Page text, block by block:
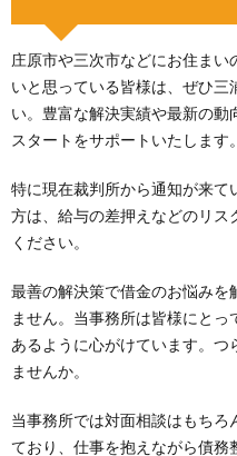
庄原市や三次市などにお住ま
いと思っている皆様は、ぜひ三
い。豊富な解決実績や最新の
スタートをサポートいたします。
特に現在裁判所から通知が来て
方は、給与の差押えなどのリス
ください。
最善の解決策で借金のお悩み
ません。当事務所は皆様にと
あるように心がけています。つ
ませんか。
当事務所では対面相談はもちろ
ており、仕事を抱えながら債務